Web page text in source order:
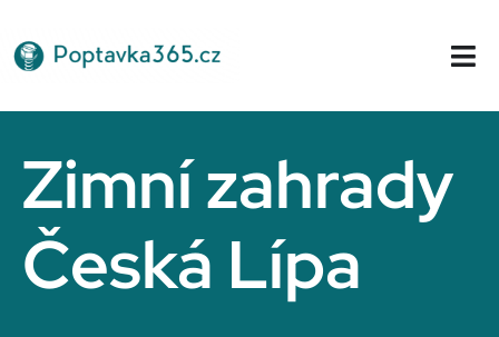
na
obsah
Zimní zahrady
Česká Lípa